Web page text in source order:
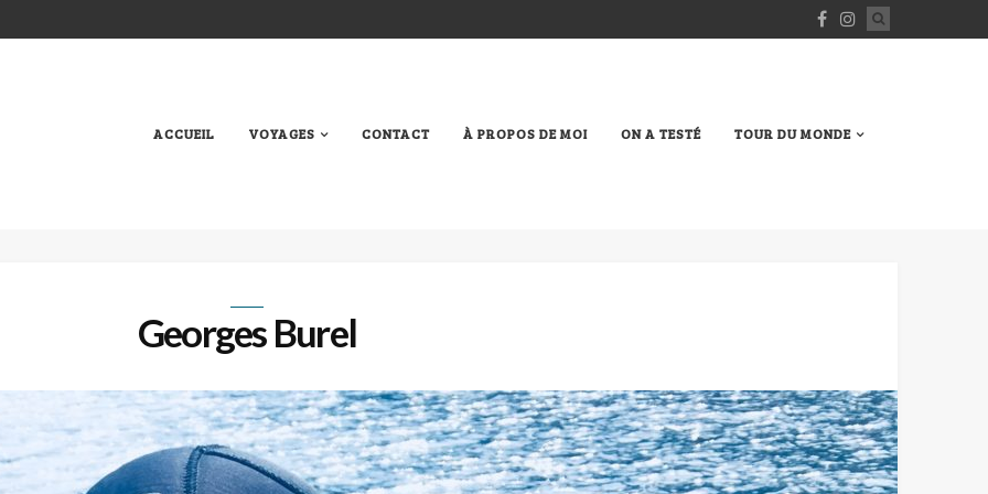
ACCUEIL VOYAGES CONTACT À PROPOS DE MOI ON A TESTÉ TOUR DU MONDE
Georges Burel